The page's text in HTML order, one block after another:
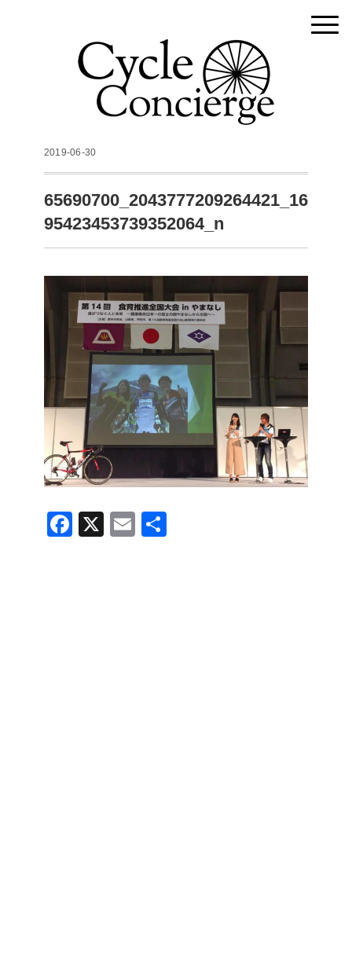
2019-06-30
65690700_2043777209264421_16
95423453739352064_n
F
X
E